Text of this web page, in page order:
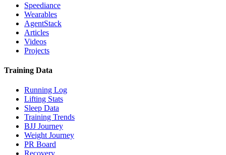
Speediance
Wearables
AgentStack
Articles
Videos
Projects
Training Data
Running Log
Lifting Stats
Sleep Data
Training Trends
BJJ Journey
Weight Journey
PR Board